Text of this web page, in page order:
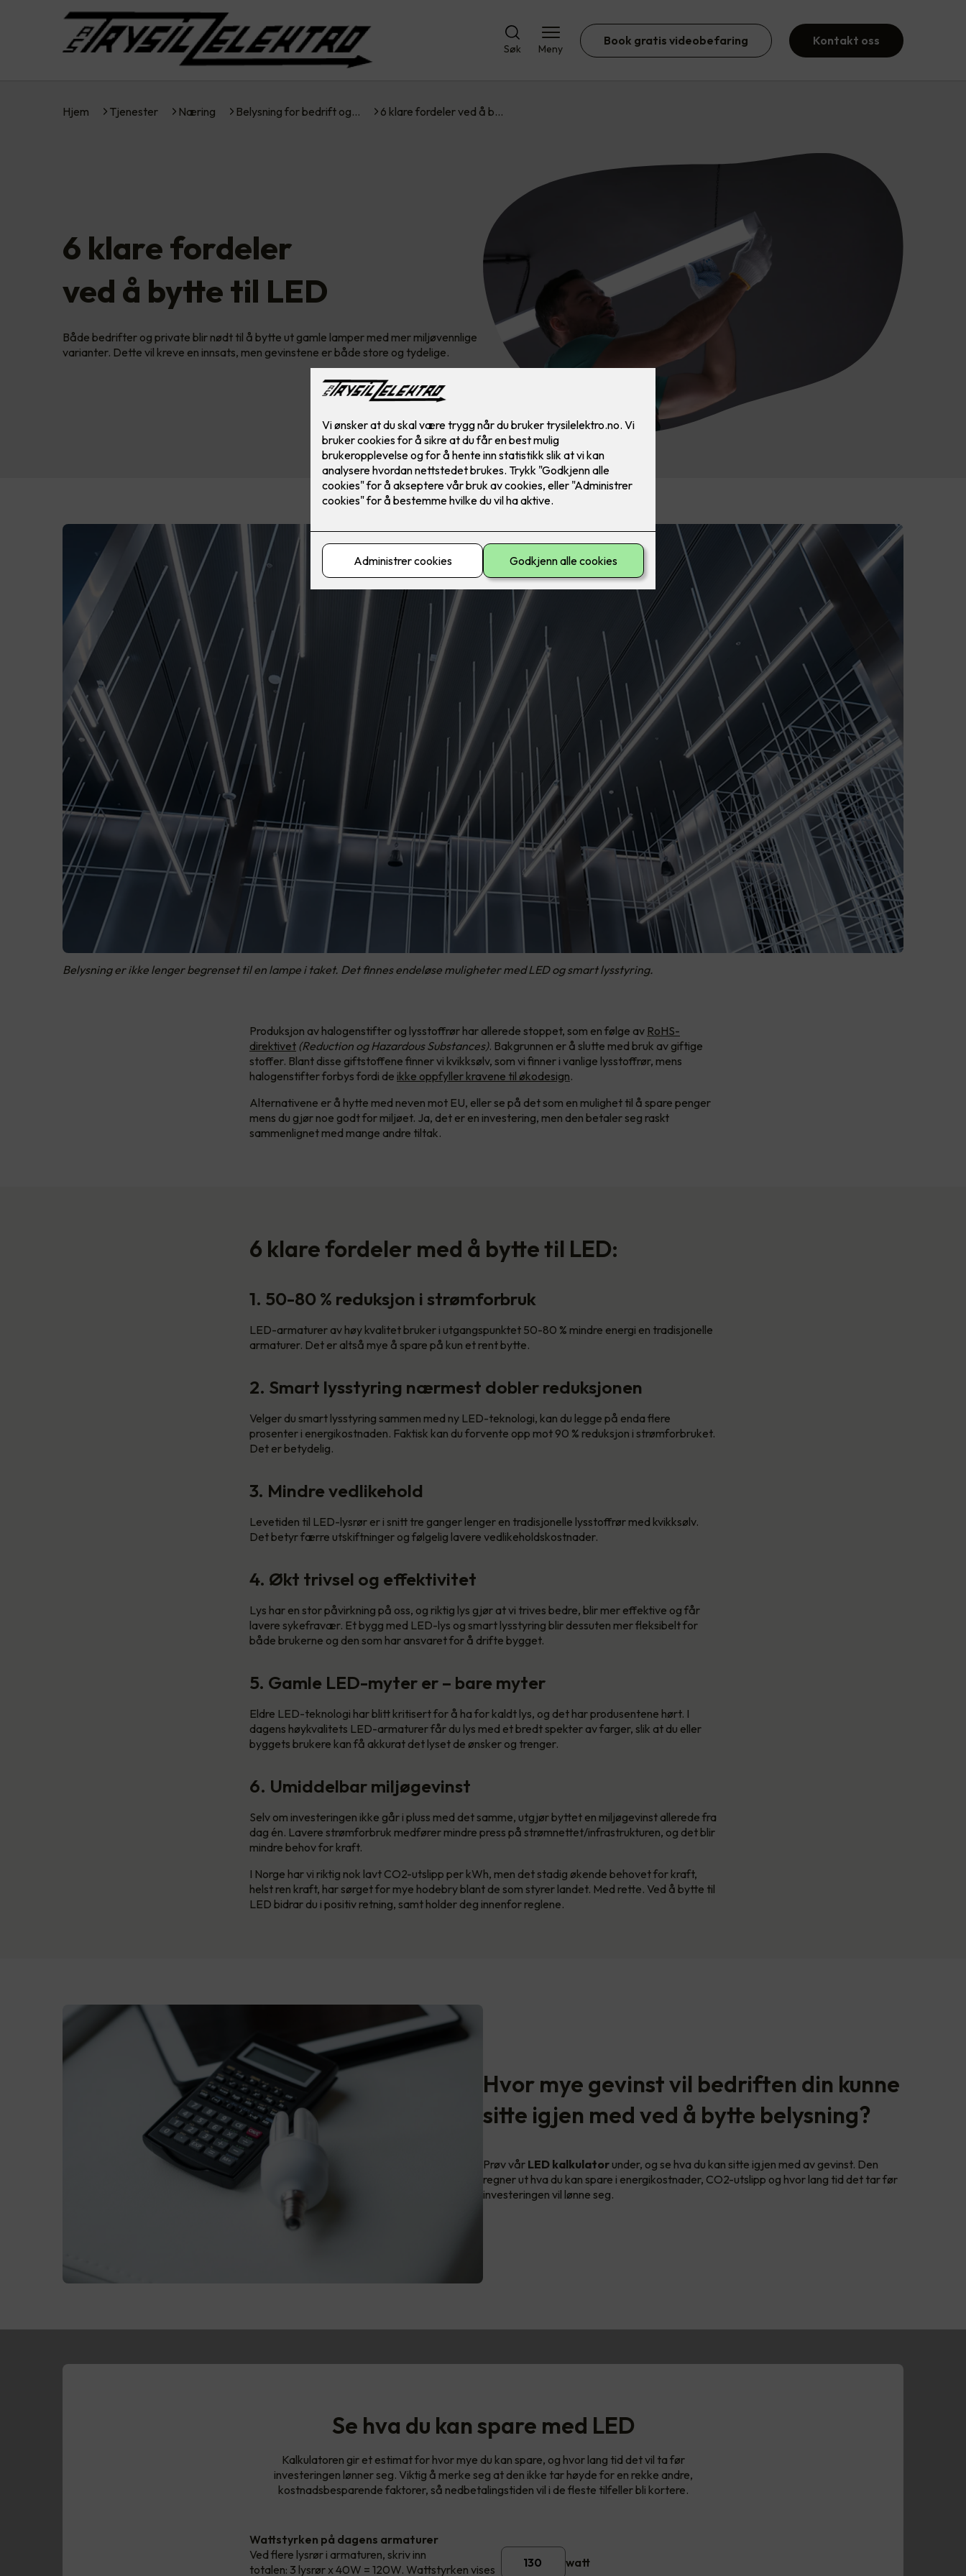
Søk Meny
Book gratis videobefaring Kontakt oss
Hjem Tjenester Næring Belysning for bedrift og… 6 klare fordeler ved å b…
6 klare fordeler
ved å bytte til LED
Både bedrifter og private blir nødt til å bytte ut gamle lamper med mer miljøvennlige
varianter. Dette vil kreve en innsats, men gevinstene er både store og tydelige.
Belysning er ikke lenger begrenset til en lampe i taket. Det finnes endeløse muligheter med LED og smart lysstyring.
Produksjon av halogenstifter og lysstoffrør har allerede stoppet, som en følge av RoHS-
direktivet (Reduction og Hazardous Substances). Bakgrunnen er å slutte med bruk av giftige
stoffer. Blant disse giftstoffene finner vi kvikksølv, som vi finner i vanlige lysstoffrør, mens
halogenstifter forbys fordi de ikke oppfyller kravene til økodesign.
Alternativene er å hytte med neven mot EU, eller se på det som en mulighet til å spare penger
mens du gjør noe godt for miljøet. Ja, det er en investering, men den betaler seg raskt
sammenlignet med mange andre tiltak.
6 klare fordeler med å bytte til LED:
1. 50-80 % reduksjon i strømforbruk
LED-armaturer av høy kvalitet bruker i utgangspunktet 50-80 % mindre energi en tradisjonelle
armaturer. Det er altså mye å spare på kun et rent bytte.
2. Smart lysstyring nærmest dobler reduksjonen
Velger du smart lysstyring sammen med ny LED-teknologi, kan du legge på enda flere
prosenter i energikostnaden. Faktisk kan du forvente opp mot 90 % reduksjon i strømforbruket.
Det er betydelig.
3. Mindre vedlikehold
Levetiden til LED-lysrør er i snitt tre ganger lenger en tradisjonelle lysstoffrør med kvikksølv.
Det betyr færre utskiftninger og følgelig lavere vedlikeholdskostnader.
4. Økt trivsel og effektivitet
Lys har en stor påvirkning på oss, og riktig lys gjør at vi trives bedre, blir mer effektive og får
lavere sykefravær. Et bygg med LED-lys og smart lysstyring blir dessuten mer fleksibelt for
både brukerne og den som har ansvaret for å drifte bygget.
5. Gamle LED-myter er – bare myter
Eldre LED-teknologi har blitt kritisert for å ha for kaldt lys, og det har produsentene hørt. I
dagens høykvalitets LED-armaturer får du lys med et bredt spekter av farger, slik at du eller
byggets brukere kan få akkurat det lyset de ønsker og trenger.
6. Umiddelbar miljøgevinst
Selv om investeringen ikke går i pluss med det samme, utgjør byttet en miljøgevinst allerede fra
dag én. Lavere strømforbruk medfører mindre press på strømnettet/infrastrukturen, og det blir
mindre behov for kraft.
I Norge har vi riktig nok lavt CO2-utslipp per kWh, men det stadig økende behovet for kraft,
helst ren kraft, har sørget for mye hodebry blant de som styrer landet. Med rette. Ved å bytte til
LED bidrar du i positiv retning, samt holder deg innenfor reglene.
Hvor mye gevinst vil bedriften din kunne
sitte igjen med ved å bytte belysning?
Prøv vår LED kalkulator under, og se hva du kan sitte igjen med av gevinst. Den
regner ut hva du kan spare i energikostnader, CO2-utslipp og hvor lang tid det tar før
investeringen vil lønne seg.
Se hva du kan spare med LED
Kalkulatoren gir et estimat for hvor mye du kan spare, og hvor lang tid det vil ta før
investeringen lønner seg. Viktig å merke seg at den ikke tar høyde for en rekke andre,
kostnadsbesparende faktorer, så nedbetalingstiden vil i de fleste tilfeller bli kortere.
Wattstyrken på dagens armaturer
Ved flere lysrør i armaturen, skriv inn
totalen: 3 lysrør x 40W = 120W. Wattstyrken vises
watt